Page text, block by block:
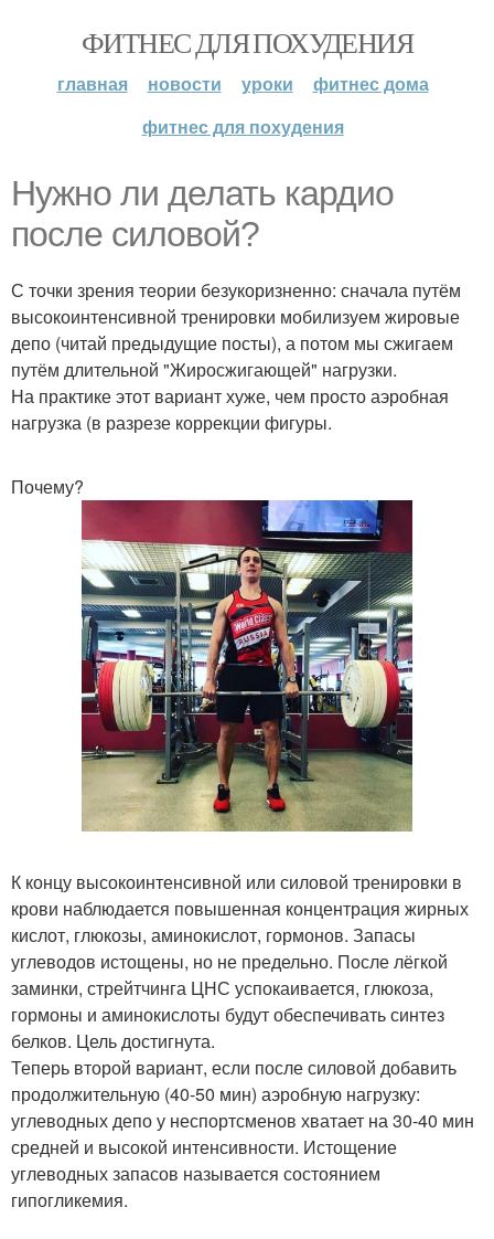
ФИТНЕС ДЛЯ ПОХУДЕНИЯ
главная новости уроки
фитнес дома
фитнес для похудения
Нужно ли делать кардио
после силовой?
С точки зрения теории безукоризненно: сначала путём
высокоинтенсивной тренировки мобилизуем жировые
депо (читай предыдущие посты), а потом мы сжигаем
путём длительной "Жиросжигающей" нагрузки.
На практике этот вариант хуже, чем просто аэробная
нагрузка (в разрезе коррекции фигуры.
Почему?
К концу высокоинтенсивной или силовой тренировки в
крови наблюдается повышенная концентрация жирных
кислот, глюкозы, аминокислот, гормонов. Запасы
углеводов истощены, но не предельно. После лёгкой
заминки, стрейтчинга ЦНС успокаивается, глюкоза,
гормоны и аминокислоты будут обеспечивать синтез
белков. Цель достигнута.
Теперь второй вариант, если после силовой добавить
продолжительную (40-50 мин) аэробную нагрузку:
углеводных депо у неспортсменов хватает на 30-40 мин
средней и высокой интенсивности. Истощение
углеводных запасов называется состоянием
гипогликемия.